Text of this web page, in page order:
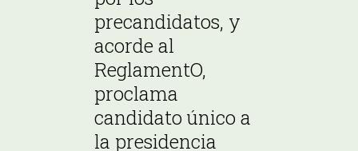
precandidatos, y
acorde al
ReglamentO,
proclama
candidato único a
la presidencia